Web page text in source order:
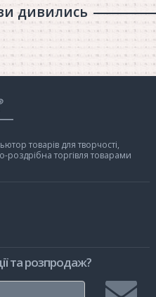
дивились
товарів для творчості,
роздрібна торгівля товарами
та розпродаж?